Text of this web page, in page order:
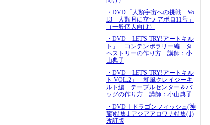
・DVD「人類宇宙への挑戦 Vo
l.3 人類月に立つ-アポロ11号」
（一般個人向け）
・DVD「LET'S TRY!アートキル
ト」 コンテンポラリー編 タ
ペストリーの作り方 講師：小
山典子
・DVD「LET'S TRY!アートキル
ト VOL.2」 和風クレイジーキ
ルト編 テーブルセンター＆バ
ッグの作り方 講師：小山典子
・DVD｜ドラゴンフィッシュ(神
龍)特集1 アジアアロワナ特集(1)
改訂版